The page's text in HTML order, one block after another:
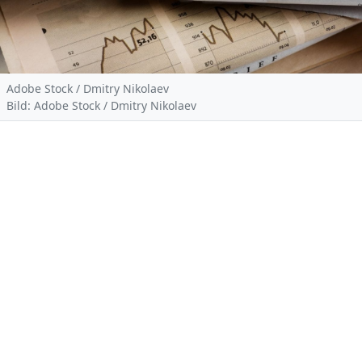
Adobe Stock / Dmitry Nikolaev
Bild: Adobe Stock / Dmitry Nikolaev